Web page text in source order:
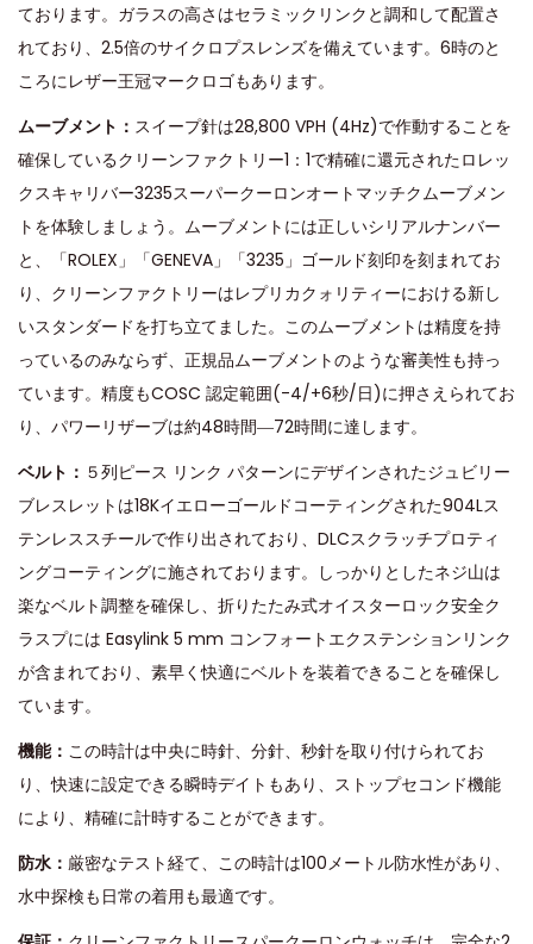
ております。ガラスの高さはセラミックリンクと調和して配置さ
れており、2.5倍のサイクロプスレンズを備えています。6時のと
ころにレザー王冠マークロゴもあります。
ムーブメント： スイープ針は28,800 VPH (4Hz)で作動することを
確保しているクリーンファクトリー1：1で精確に還元されたロレッ
クスキャリバー3235スーパークーロンオートマッチクムーブメン
トを体験しましょう。ムーブメントには正しいシリアルナンバー
と、「ROLEX」「GENEVA」「3235」ゴールド刻印を刻まれてお
り、クリーンファクトリーはレプリカクォリティーにおける新し
いスタンダードを打ち立てました。このムーブメントは精度を持
っているのみならず、正規品ムーブメントのような審美性も持っ
ています。精度もCOSC 認定範囲(-4/+6秒/日)に押さえられてお
り、パワーリザーブは約48時間―72時間に達します。
ベルト： ５列ピース リンク パターンにデザインされたジュビリー
ブレスレットは18Kイエローゴールドコーティングされた904Lス
テンレススチールで作り出されており、DLCスクラッチプロティ
ングコーティングに施されております。しっかりとしたネジ山は
楽なベルト調整を確保し、折りたたみ式オイスターロック安全ク
ラスプには Easylink 5 mm コンフォートエクステンションリンク
が含まれており、素早く快適にベルトを装​​着できることを確保し
ています。
機能： この時計は中央に時針、分針、秒針を取り付けられてお
り、快速に設定できる瞬時デイトもあり、ストップセコンド機能
により、精確に計時することができます。
防水： 厳密なテスト経て、この時計は100メートル防水性があり、
水中探検も日常の着用も最適です。